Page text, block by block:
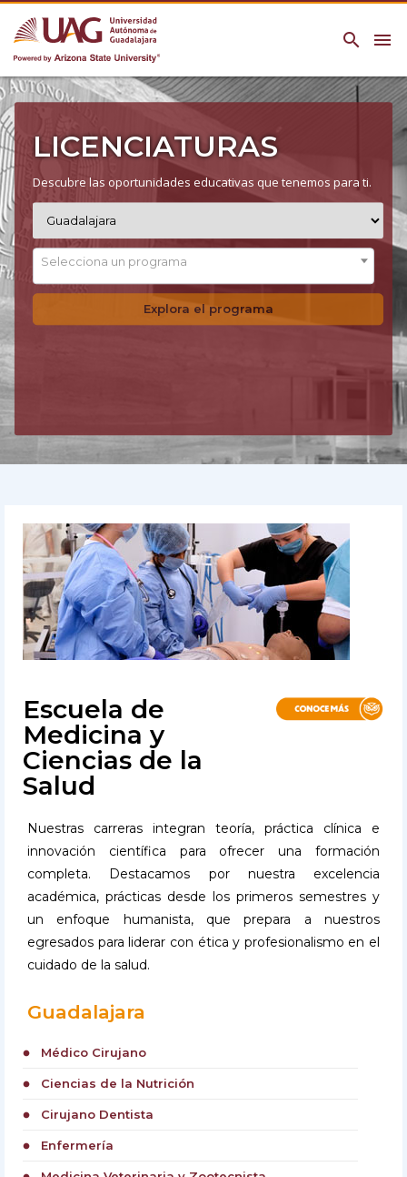
menu
search
LICENCIATURAS
Descubre las oportunidades educativas que tenemos para ti.
Selecciona un programa
Explora el programa
Escuela de
Medicina y
Ciencias de la
Salud
Nuestras carreras integran teoría, práctica clínica e
innovación científica para ofrecer una formación
completa. Destacamos por nuestra excelencia
académica, prácticas desde los primeros semestres y
un enfoque humanista, que prepara a nuestros
egresados para liderar con ética y profesionalismo en el
cuidado de la salud.
Guadalajara
circle Médico Cirujano
circle Ciencias de la Nutrición
circle Cirujano Dentista
circle Enfermería